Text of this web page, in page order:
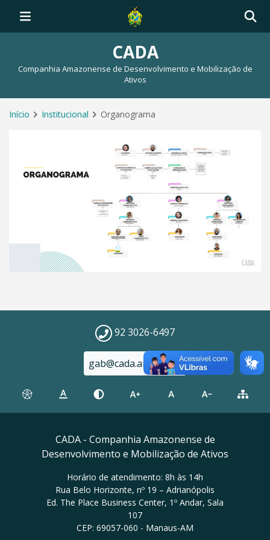
CADA
Companhia Amazonense de Desenvolvimento e Mobilização de
Ativos
Início Institucional Organograma
92 3026-6497
gab@cada.am.gov.br
CADA - Companhia Amazonense de
Desenvolvimento e Mobilização de Ativos
Horário de atendimento: 8h às 14h
Rua Belo Horizonte, nº 19 – Adrianópolis
Ed. The Place Business Center, 1º Andar, Sala
107
CEP: 69057-060 - Manaus-AM